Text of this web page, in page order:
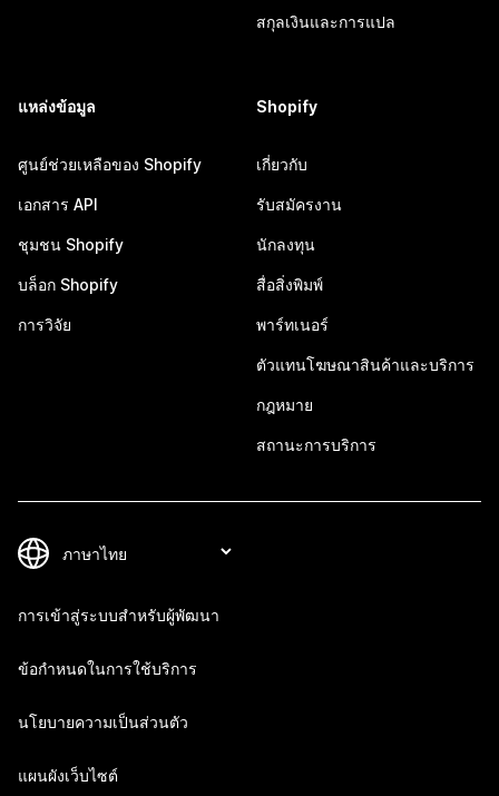
สกุลเงินและการแปล
แหล่งข้อมูล
ศูนย์ช่วยเหลือของ Shopify
เอกสาร API
ชุมชน Shopify
บล็อก Shopify
การวิจัย
Shopify
เกี่ยวกับ
รับสมัครงาน
นักลงทุน
สื่อสิ่งพิมพ์
พาร์ทเนอร์
ตัวแทนโฆษณาสินค้าและบริการ
กฎหมาย
สถานะการบริการ
การเข้าสู่ระบบสำหรับผู้พัฒนา
ข้อกำหนดในการใช้บริการ
นโยบายความเป็นส่วนตัว
แผนผังเว็บไซต์